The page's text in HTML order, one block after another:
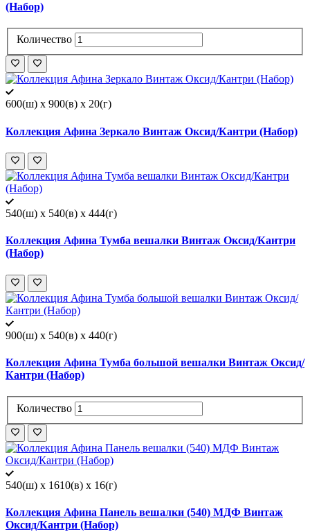
(Набор)
Количество
600(ш) x 900(в) x 20(г)
Коллекция Афина Зеркало Винтаж Оксид/Кантри (Набор)
540(ш) x 540(в) x 444(г)
Коллекция Афина Тумба вешалки Винтаж Оксид/Кантри
(Набор)
900(ш) x 540(в) x 440(г)
Коллекция Афина Тумба большой вешалки Винтаж Оксид/
Кантри (Набор)
Количество
540(ш) x 1610(в) x 16(г)
Коллекция Афина Панель вешалки (540) МДФ Винтаж
Оксид/Кантри (Набор)